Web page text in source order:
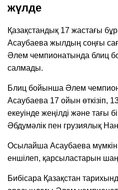
жүлде
Қазақстандық 17 жастағы
Асаубаева жылдың соңғы
Әлем чемпионатында блиц
салмады.
Блиц бойынша Әлем
Асаубаева 17 ойын өткізіп,
екеуінде жеңілді және тағы
Әбдумәлік пен грузиялық
Осылайша Асаубаева мүмкін
еншілеп, қарсыластарын шаң
Бибісара Қазақстан